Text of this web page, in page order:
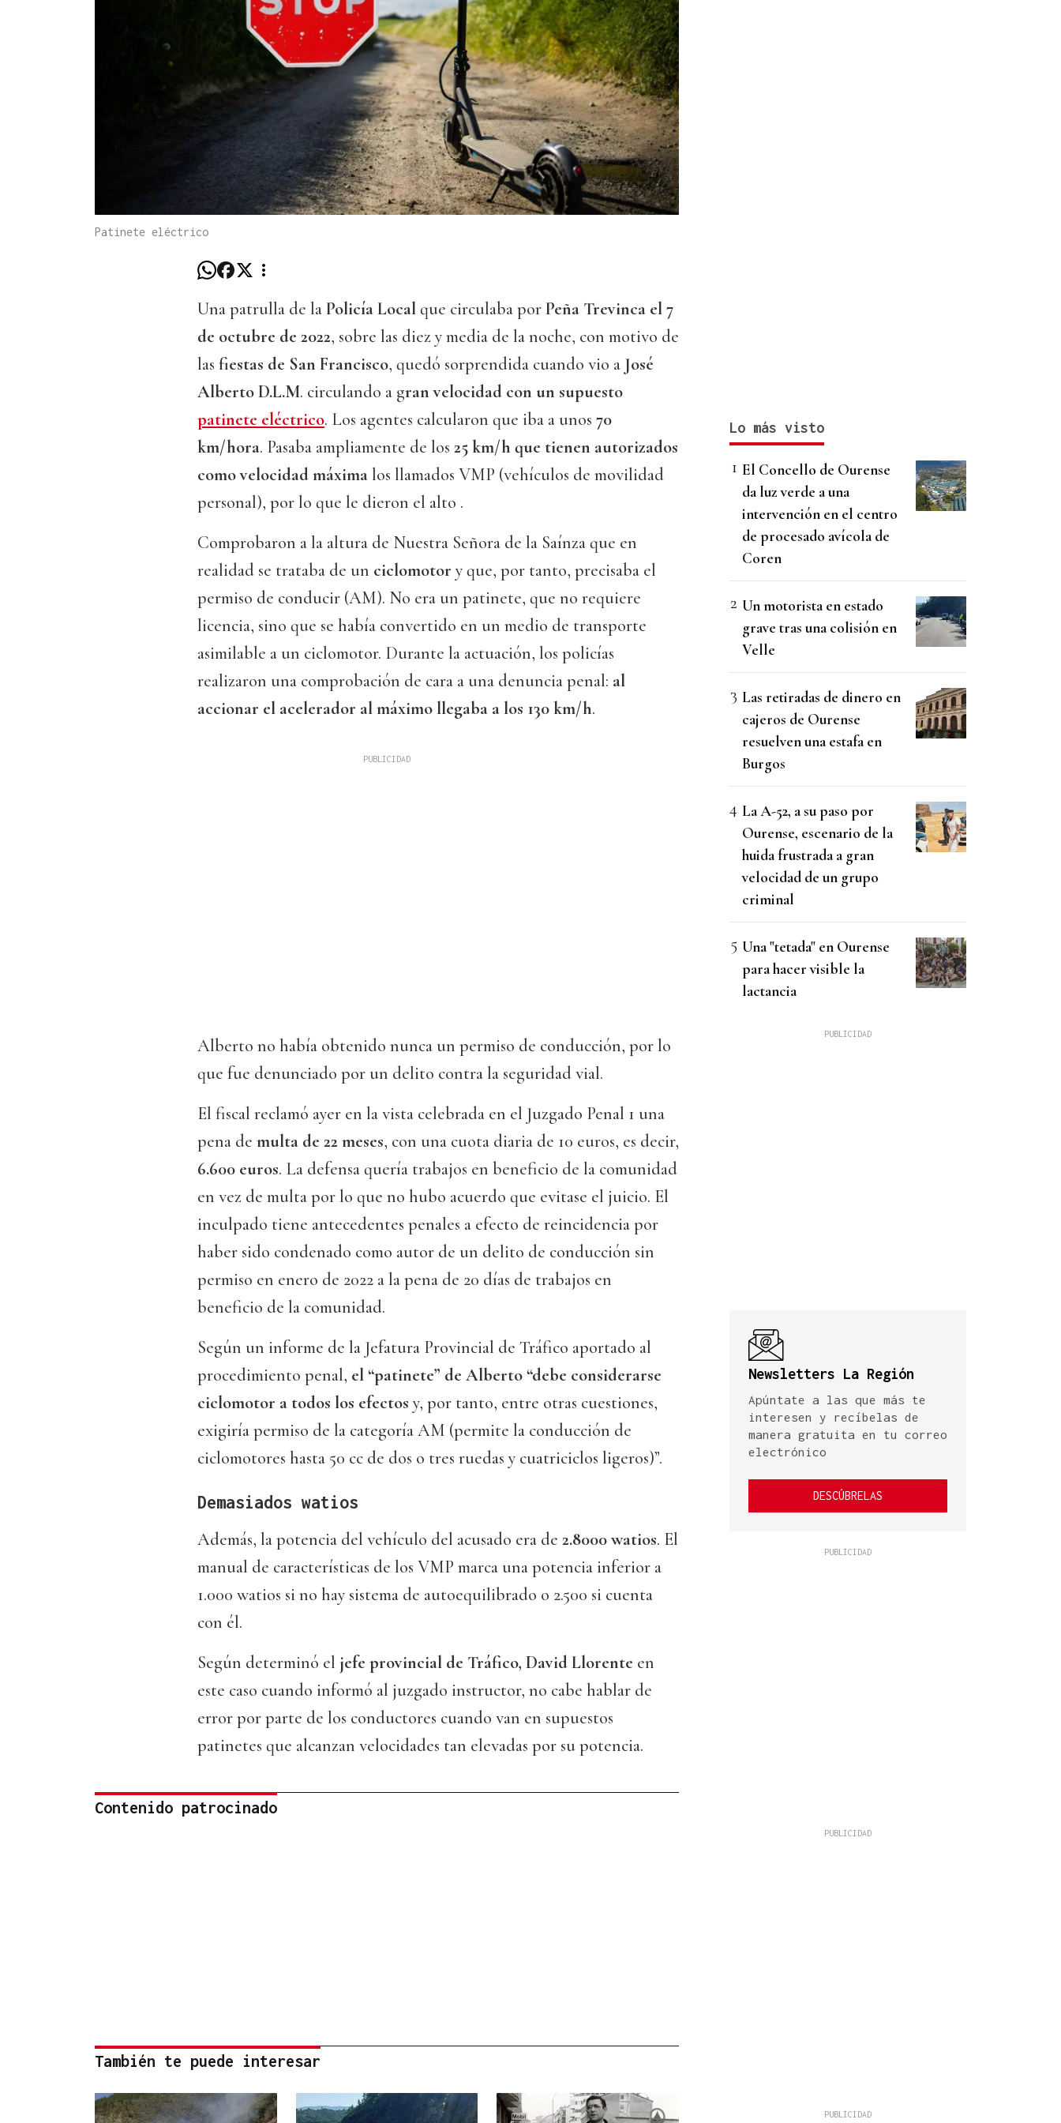
Patinete eléctrico
Una patrulla de laPolicía Localque circulaba porPeña Trevinca el 7
de octubre de 2022, sobre las diez y media de la noche, con motivo de
las fiestas de San Francisco, quedó sorprendida cuando vio a José
Alberto D.L.M. circulando a gran velocidad con un supuesto
patinete eléctrico. Los agentes calcularon que iba a unos 70
km/hora. Pasaba ampliamente de los 25 km/h que tienen autorizados
como velocidad máximalos llamados VMP (vehículos de movilidad
personal), por lo que le dieron el alto .
Comprobaron a la altura de Nuestra Señora de la Saínza que en
realidad se trataba de un ciclomotor y que, por tanto, precisaba el
permiso de conducir (AM). No era un patinete, que no requiere
licencia, sino que se había convertido en un medio de transporte
asimilable a un ciclomotor. Durante la actuación, los policías
realizaron una comprobación de cara a una denuncia penal: al
accionar el acelerador al máximo llegaba a los 130 km/h.
Alberto no había obtenido nunca un permiso de conducción, por lo
que fue denunciado por un delito contra la seguridad vial.
El fiscal reclamó ayer en la vista celebrada en el Juzgado Penal 1 una
pena de multa de 22 meses, con una cuota diaria de 10 euros, es decir,
6.600 euros. La defensa quería trabajos en beneficio de la comunidad
en vez de multa por lo que no hubo acuerdo que evitase el juicio. El
inculpado tiene antecedentes penales a efecto de reincidencia por
haber sido condenado como autor de un delito de conducción sin
permiso en enero de 2022 a la pena de 20 días de trabajos en
beneficio de la comunidad.
Según un informe de la Jefatura Provincial de Tráfico aportado al
procedimiento penal, el “patinete” de Alberto “debe considerarse
ciclomotor a todos los efectos y, por tanto, entre otras cuestiones,
exigiría permiso de la categoría AM (permite la conducción de
ciclomotores hasta 50 cc de dos o tres ruedas y cuatriciclos ligeros)”.
Demasiados watios
Además, la potencia del vehículo del acusado era de 2.8000 watios. El
manual de características de los VMP marca una potencia inferior a
1.000 watios si no hay sistema de autoequilibrado o 2.500 si cuenta
con él.
Según determinó el jefe provincial de Tráfico, David Llorente en
este caso cuando informó al juzgado instructor, no cabe hablar de
error por parte de los conductores cuando van en supuestos
patinetes que alcanzan velocidades tan elevadas por su potencia.
Contenido patrocinado
También te puede interesar
Lo más visto
El Concello de Ourense
da luz verde a una
intervención en el centro
de procesado avícola de
Coren
Un motorista en estado
grave tras una colisión en
Velle
Las retiradas de dinero en
cajeros de Ourense
resuelven una estafa en
Burgos
La A-52, a su paso por
Ourense, escenario de la
huida frustrada a gran
velocidad de un grupo
criminal
Una "tetada" en Ourense
para hacer visible la
lactancia
Newsletters La Región
Apúntate a las que más te
interesen y recíbelas de
manera gratuita en tu correo
electrónico
DESCÚBRELAS